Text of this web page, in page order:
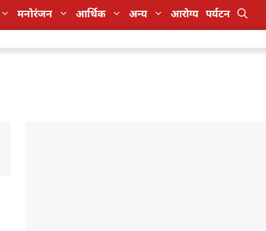
मनोरंजन आर्थिक अन्य आरोग्य पर्यटन